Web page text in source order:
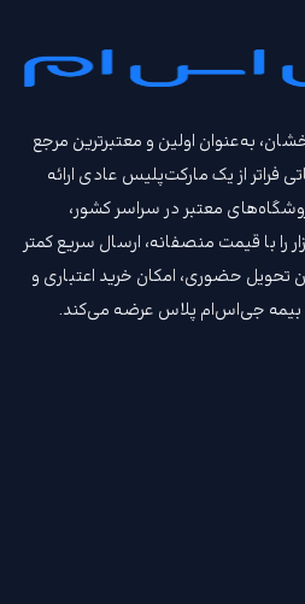
درخشان، به‌عنوان اولین و معتبرترین مرجع
فراتر از یک مارکت‌پلیس عادی ارائه
معتبر در سراسر کشور،
را با قیمت‌ منصفانه، ارسال سریع کمتر
تحویل حضوری، امکان خرید اعتباری و
بیمه جی‌اس‌ام‌ پلاس عرضه می‌کند.